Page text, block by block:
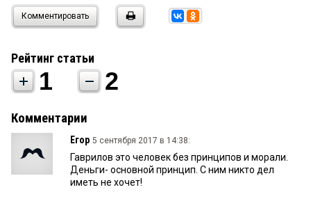
Комментировать
Рейтинг статьи
1 2
Комментарии
Егор 5 сентября 2017 в 14:38:
Гаврилов это человек без принципов и морали.
Деньги- основной принцип. С ним никто дел
иметь не хочет!